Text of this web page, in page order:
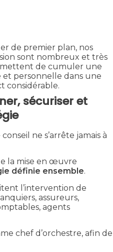
de premier plan, nos
sont nombreux et très
de cumuler une
et personnelle dans une
considérable.
sécuriser et
ne s’arrête jamais à
la mise en œuvre
définie ensemble.
l’intervention de
assureurs,
agents
chef d’orchestre, afin de